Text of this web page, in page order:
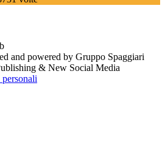
and powered by Gruppo Spaggiari
& New Social Media